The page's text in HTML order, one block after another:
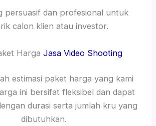
persuasif dan profesional untuk
calon klien atau investor.
Harga Jasa Video Shooting
estimasi paket harga yang kami
ini bersifat fleksibel dan dapat
durasi serta jumlah kru yang
dibutuhkan.